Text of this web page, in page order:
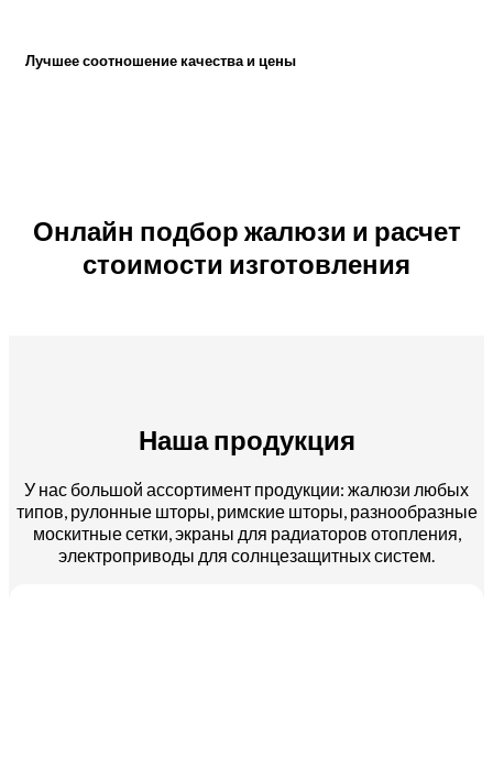
Лучшее соотношение качества и цены
Онлайн подбор жалюзи и расчет
стоимости изготовления
Наша продукция
У нас большой ассортимент продукции: жалюзи любых
типов, рулонные шторы, римские шторы, разнообразные
москитные сетки, экраны для радиаторов отопления,
электроприводы для солнцезащитных систем.